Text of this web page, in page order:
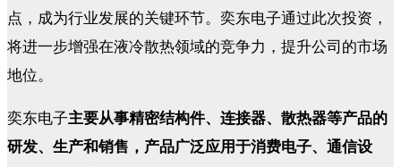
点，成为行业发展的关键环节。奕东电子通过此次投资，
将进一步增强在液冷散热领域的竞争力，提升公司的市场
地位。
奕东电子主要从事精密结构件、连接器、散热器等产品的
研发、生产和销售，产品广泛应用于消费电子、通信设